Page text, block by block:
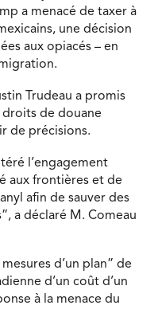
a menacé de taxer à
une décision
aux opiacés – en
Trudeau a promis
droits de douane
de précisions.
l’engagement
aux frontières et de
afin de sauver des
a déclaré M. Comeau
d’un plan” de
d’un coût d’un
à la menace du